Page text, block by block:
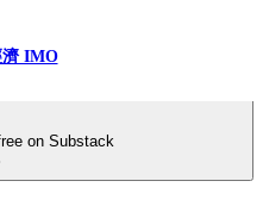
濟 IMO
on Substack